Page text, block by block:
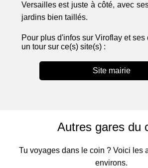
Versailles est juste à côté, avec
jardins bien taillés.
Pour plus d'infos sur Viroflay et ses
un tour sur ce(s) site(s) :
Site mairie
Autres gares du
Tu voyages dans le coin ? Voici les
environs.